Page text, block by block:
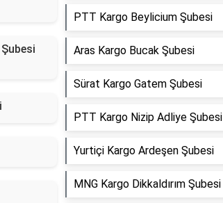
PTT Kargo Beylicium Şubesi
Aras Kargo Bucak Şubesi
Sürat Kargo Gatem Şubesi
PTT Kargo Nizip Adliye Şubesi
Yurtiçi Kargo Ardeşen Şubesi
MNG Kargo Dikkaldırım Şubesi